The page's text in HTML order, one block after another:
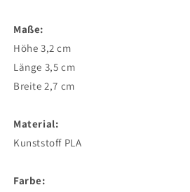
Maße:
Höhe 3,2 cm
Länge 3,5 cm
Breite 2,7 cm
Material:
Kunststoff PLA
Farbe: